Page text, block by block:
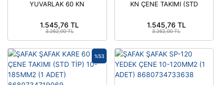
YUVARLAK 60 KN
8680734719120
1.545,76 TL
3.262,00 TL
KN ÇENE TAKIMI (STD
1.545,76 TL
3.262,00 TL
%53